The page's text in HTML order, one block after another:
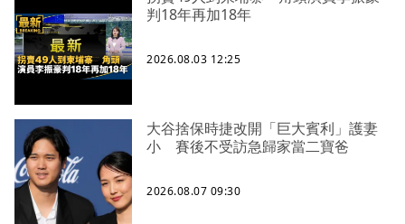
判18年再加18年
2026.08.03 12:25
大谷捨保時捷改開「巨大賓利」護妻
小 賽後不受訪急歸家當二寶爸
2026.08.07 09:30